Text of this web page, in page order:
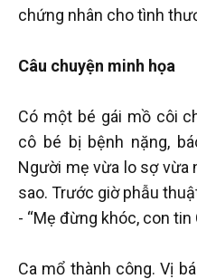
chứng nhân cho tình
Câu chuyện minh họa
Có một bé gái mồ côi
cô bé bị bệnh nặng,
Người mẹ vừa lo sợ vừa
sao. Trước giờ phẫu
- “Mẹ đừng khóc, con tin
Ca mổ thành công. Vị